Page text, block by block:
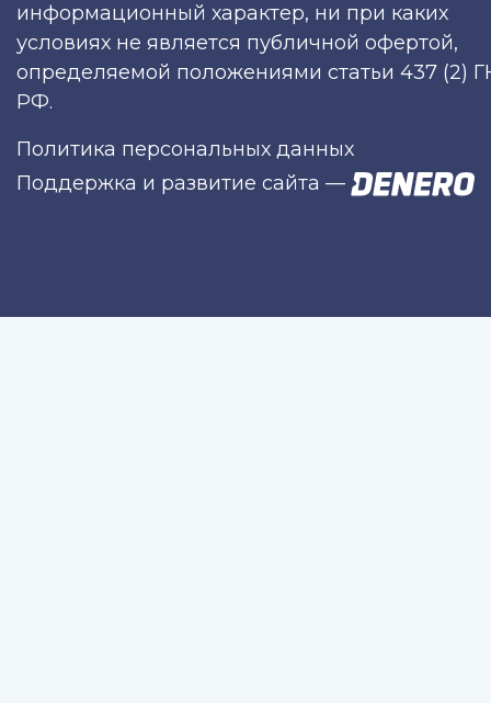
информационный характер, ни при каких
условиях не является публичной офертой,
определяемой положениями статьи 437 (2)
РФ.
Политика персональных данных
Поддержка и развитие сайта —